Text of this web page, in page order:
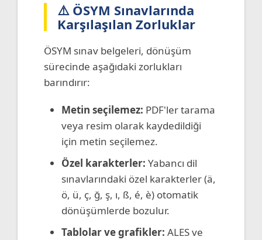
⚠️ ÖSYM Sınavlarında
Karşılaşılan Zorluklar
ÖSYM sınav belgeleri, dönüşüm
sürecinde aşağıdaki zorlukları
barındırır:
Metin seçilemez: PDF'ler tarama
veya resim olarak kaydedildiği
için metin seçilemez.
Özel karakterler: Yabancı dil
sınavlarındaki özel karakterler (ä,
ö, ü, ç, ğ, ş, ı, ß, é, è) otomatik
dönüşümlerde bozulur.
Tablolar ve grafikler: ALES ve